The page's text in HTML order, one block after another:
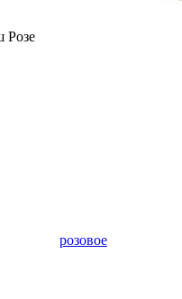
Розе
розовое